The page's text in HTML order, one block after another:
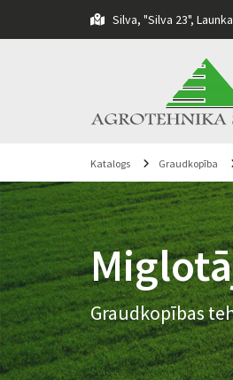
 Silva, "Silva 23",
Katalogs Graudkopība
Graudkopības